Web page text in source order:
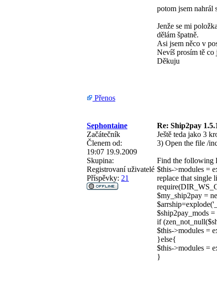
potom jsem nahrál
Jenže se mi
dělám špatně.
Asi jsem něco v
Nevíš prosím tě co
Děkuju
Přenos
Sephontaine
Re: Ship2pay
Začátečník
Členem od:
19:07 19.9.2009
Skupina:
Registrovaní uživatelé
Příspěvky: 21
Ještě teda jako 3
3) Open the file /
Find the following
$this->modules =
replace that single
$my_ship2pay =
$ship2pay_mods
if
$this->modules =
}else{
$this->modules =
}